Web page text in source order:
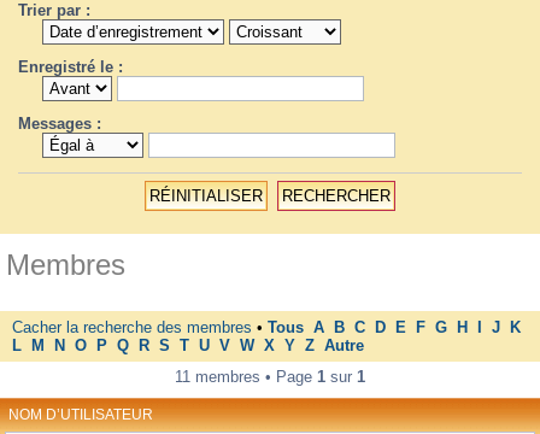
Trier par :
Enregistré le :
Messages :
Membres
Cacher la recherche des membres • Tous A B C D E F G H J
K
L
M N O P Q R S T U V W X Y Z Autre
11 membres • Page 1 sur 1
NOM D’UTILISATEUR